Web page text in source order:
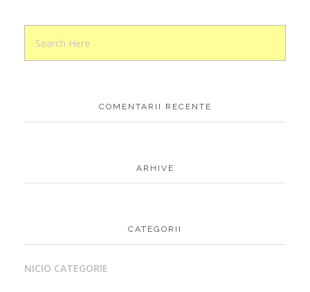
COMENTARII RECENTE
ARHIVE
CATEGORII
NICIO CATEGORIE